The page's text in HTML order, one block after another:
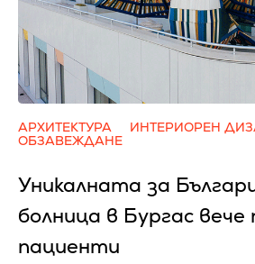
АРХИТЕКТУРА
ИНТЕРИОРЕН
ОБЗАВЕЖДАНЕ
Уникалната за
болница в Бургас вече
пациенти